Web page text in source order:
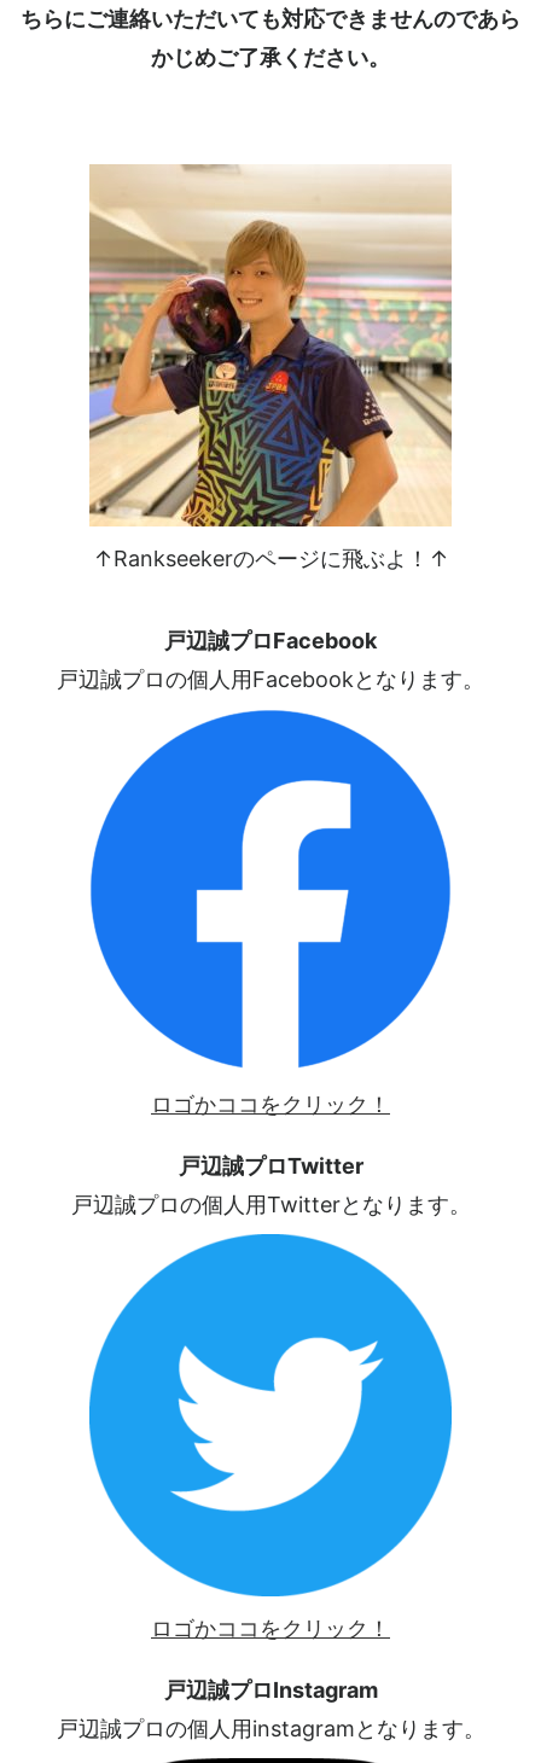
ちらにご連絡いただいても対応できませんのであら
かじめご了承ください。
↑Rankseekerのページに飛ぶよ！↑
戸辺誠プロFacebook
戸辺誠プロの個人用Facebookとなります。
ロゴかココをクリック！
戸辺誠プロTwitter
戸辺誠プロの個人用Twitterとなります。
ロゴかココをクリック！
戸辺誠プロInstagram
戸辺誠プロの個人用instagramとなります。